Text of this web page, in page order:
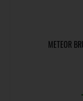
METEOR
•